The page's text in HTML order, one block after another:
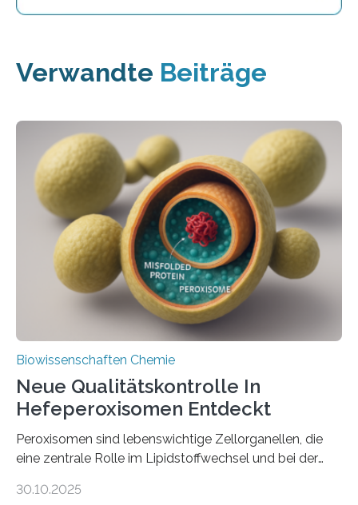
Verwandte Beiträge
Biowissenschaften Chemie
Neue Qualitätskontrolle In
Hefeperoxisomen Entdeckt
Peroxisomen sind lebenswichtige Zellorganellen, die
eine zentrale Rolle im Lipidstoffwechsel und bei der
erfüllen können, müssen zahlreiche Enzyme präzise in
30.10.2025